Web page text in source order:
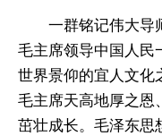
一群铭记伟大导
毛主席领导中国人民
世界景仰的宜人文化
毛主席天高地厚之恩
茁壮成长。毛泽东思